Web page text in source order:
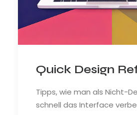
Quick Design
Tipps, wie man als Nicht-
schnell das Interface